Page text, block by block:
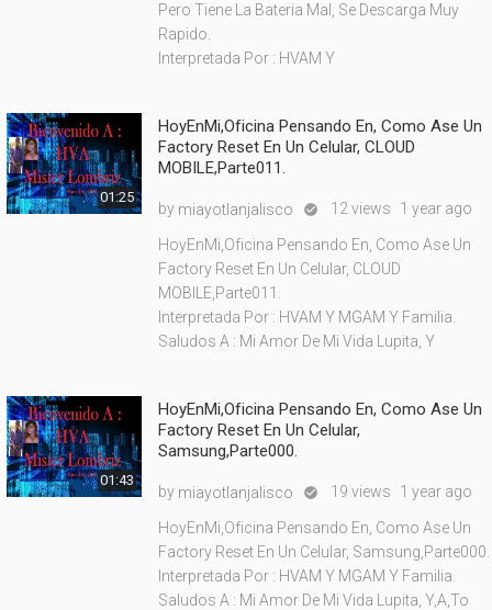
Pero Tiene La Bateria Mal, Se Descarga Muy
Rapido.
Interpretada Por : HVAM Y
01:25
HoyEnMi,Oficina Pensando En, Como Ase Un
Factory Reset En Un Celular, CLOUD
MOBILE,Parte011.
by miayotlanjalisco  12 views 1 year ago
HoyEnMi,Oficina Pensando En, Como Ase Un
Factory Reset En Un Celular, CLOUD
MOBILE,Parte011.
Interpretada Por : HVAM Y MGAM Y Familia.
Saludos A : Mi Amor De Mi Vida Lupita, Y
01:43
HoyEnMi,Oficina Pensando En, Como Ase Un
Factory Reset En Un Celular,
Samsung,Parte000.
by miayotlanjalisco  19 views 1 year ago
HoyEnMi,Oficina Pensando En, Como Ase Un
Factory Reset En Un Celular, Samsung,Parte000.
Interpretada Por : HVAM Y MGAM Y Familia.
Saludos A : Mi Amor De Mi Vida Lupita, Y,A,To